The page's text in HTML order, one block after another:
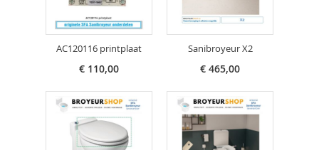
AC120116 printplaat
€ 110,00
Sanibroyeur X2
€ 465,00